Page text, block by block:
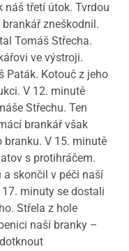
náš třetí útok. Tvrdou
zneškodnil.
Tomáš Střecha.
ve výstroji.
Paták. Kotouč z jeho
V 12. minutě
Střechu. Ten
brankář však
V 15. minutě
s protihráčem.
a skončil v péči naší
minuty se dostali
Střela z hole
naší branky –